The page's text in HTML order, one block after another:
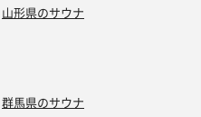
山形県のサウナ
群馬県のサウナ